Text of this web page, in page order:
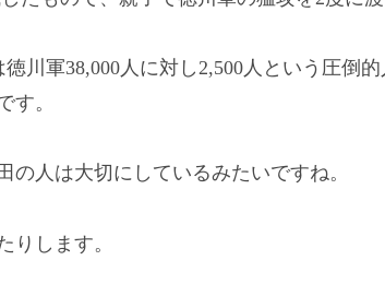
川軍38,000人に対し2,500人という圧倒
す。
人は大切にしているみたいですね。
りします。